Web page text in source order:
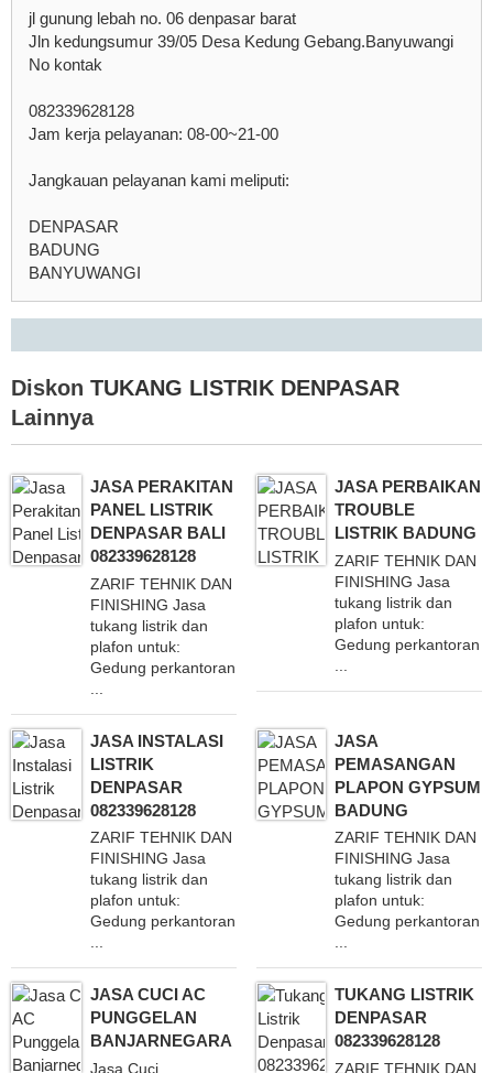
jl gunung lebah no. 06 denpasar barat
Jln kedungsumur 39/05 Desa Kedung Gebang.Banyuwangi
No kontak
082339628128
Jam kerja pelayanan: 08-00~21-00
Jangkauan pelayanan kami meliputi:
DENPASAR
BADUNG
BANYUWANGI
Diskon TUKANG LISTRIK DENPASAR
Lainnya
JASA PERAKITAN
PANEL LISTRIK
DENPASAR BALI
082339628128
ZARIF TEHNIK DAN
FINISHING Jasa
tukang listrik dan
plafon untuk:
Gedung perkantoran
JASA PERBAIKAN
TROUBLE
LISTRIK BADUNG
ZARIF TEHNIK DAN
FINISHING Jasa
tukang listrik dan
plafon untuk:
Gedung perkantoran
JASA INSTALASI
LISTRIK
DENPASAR
082339628128
ZARIF TEHNIK DAN
FINISHING Jasa
tukang listrik dan
plafon untuk:
Gedung perkantoran
JASA
PEMASANGAN
PLAPON GYPSUM
BADUNG
ZARIF TEHNIK DAN
FINISHING Jasa
tukang listrik dan
plafon untuk:
Gedung perkantoran
JASA CUCI AC
PUNGGELAN
BANJARNEGARA
Jasa Cuci
TUKANG LISTRIK
DENPASAR
082339628128
ZARIF TEHNIK DAN